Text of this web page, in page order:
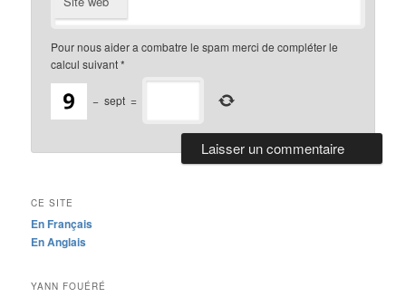
Pour nous aider a combatre le spam merci de compléter le
calcul suivant*
− sept =
CE SITE
En Français
En Anglais
YANN FOUÉRÉ